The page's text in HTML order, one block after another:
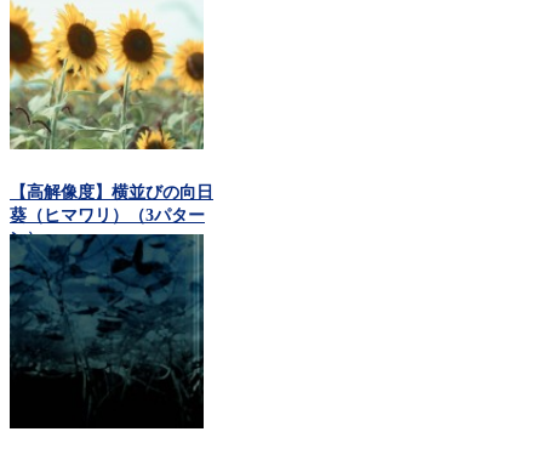
【高解像度】横並びの向日
葵（ヒマワリ）（3パター
ン）